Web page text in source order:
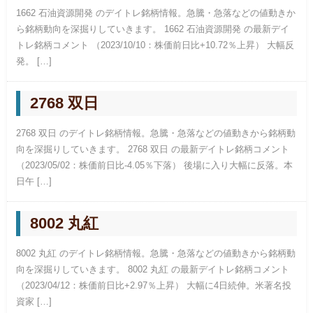
1662 石油資源開発 のデイトレ銘柄情報。急騰・急落などの値動きか
ら銘柄動向を深掘りしていきます。 1662 石油資源開発 の最新デイ
トレ銘柄コメント （2023/10/10：株価前日比+10.72％上昇） 大幅反
発。 […]
2768 双日
2768 双日 のデイトレ銘柄情報。急騰・急落などの値動きから銘柄動
向を深掘りしていきます。 2768 双日 の最新デイトレ銘柄コメント
（2023/05/02：株価前日比-4.05％下落） 後場に入り大幅に反落。本
日午 […]
8002 丸紅
8002 丸紅 のデイトレ銘柄情報。急騰・急落などの値動きから銘柄動
向を深掘りしていきます。 8002 丸紅 の最新デイトレ銘柄コメント
（2023/04/12：株価前日比+2.97％上昇） 大幅に4日続伸。米著名投
資家 […]